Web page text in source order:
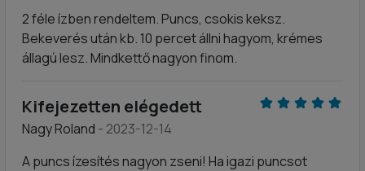
2 féle ízben rendeltem. Puncs, csokis keksz.
Bekeverés után kb. 10 percet állni hagyom, krémes
állagú lesz. Mindkettő nagyon finom.
Kifejezetten elégedett
Nagy Roland - 2023-12-14
A puncs ízesítés nagyon zseni! Ha igazi puncsot